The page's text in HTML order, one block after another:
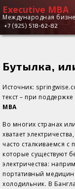
Executive
MBA
Executive MBA
Международная
+7 (925) 518-62-82
Вы здесь
Бутылка,
Источник:
текст – при поддержке
MBA
Во многих странах
хватает
часто сталкиваемся с
которые существуют
электричества:
портативный
холодильник. В